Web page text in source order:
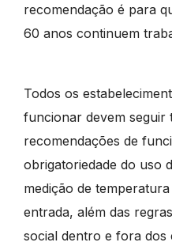
recomendação é para
60 anos continuem
Todos os
funcionar devem seguir
recomendações de
obrigatoriedade do uso
medição de
entrada, além das
social dentro e fora dos